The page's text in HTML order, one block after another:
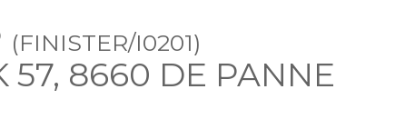
(FINISTER/I0201)
57, 8660 DE PANNE